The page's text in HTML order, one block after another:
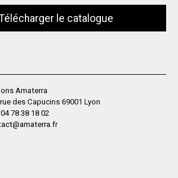
le catalogue
Amaterra
des Capucins 69001 Lyon
04 78 38 18 02